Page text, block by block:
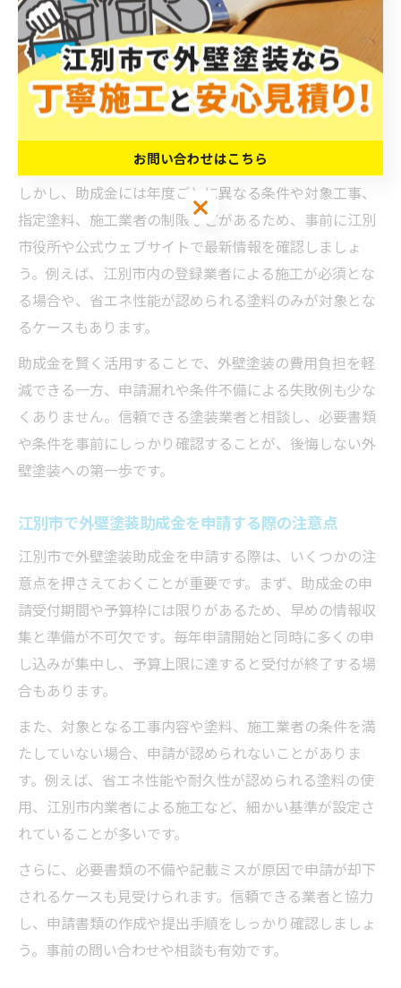
外壁塗装の助成金を江別市で活用するには、まず市が実
施している最新の助成金制度を正しく把握することが大
切です。江別市では、住宅の省エネ化や耐久性向上を目
的とした外壁塗装工事に対し、毎年見直される助成金制
市から補助してもらうことが可能です。
しかし、助成金には年度ごとに異なる条件や対象工事、
指定塗料、施工業者の制限などがあるため、事前に江別
市役所や公式ウェブサイトで最新情報を確認しましょ
う。例えば、江別市内の登録業者による施工が必須とな
る場合や、省エネ性能が認められる塗料のみが対象とな
るケースもあります。
助成金を賢く活用することで、外壁塗装の費用負担を軽
減できる一方、申請漏れや条件不備による失敗例も少な
くありません。信頼できる塗装業者と相談し、必要書類
や条件を事前にしっかり確認することが、後悔しない外
壁塗装への第一歩です。
江別市で外壁塗装助成金を申請する際の注意点
江別市で外壁塗装助成金を申請する際は、いくつかの注
意点を押さえておくことが重要です。まず、助成金の申
請受付期間や予算枠には限りがあるため、早めの情報収
集と準備が不可欠です。毎年申請開始と同時に多くの申
し込みが集中し、予算上限に達すると受付が終了する場
合もあります。
また、対象となる工事内容や塗料、施工業者の条件を満
たしていない場合、申請が認められないことがありま
す。例えば、省エネ性能や耐久性が認められる塗料の使
用、江別市内業者による施工など、細かい基準が設定さ
れていることが多いです。
さらに、必要書類の不備や記載ミスが原因で申請が却下
されるケースも見受けられます。信頼できる業者と協力
し、申請書類の作成や提出手順をしっかり確認しましょ
う。事前の問い合わせや相談も有効です。
お問い合わせはこちら
お問い合わせはこちら